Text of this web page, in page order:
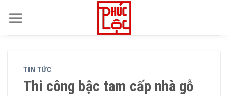
TIN TỨC
Thi công bậc tam cấp nhà gỗ